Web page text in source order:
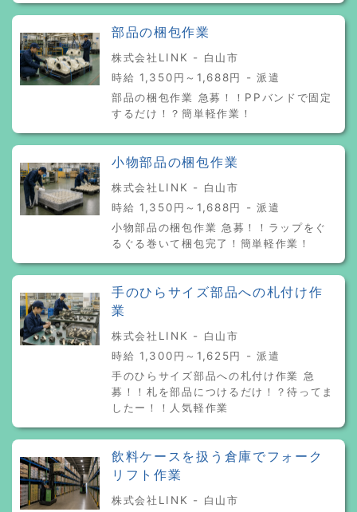
部品の梱包作業
株式会社LINK - 白山市
時給 1,350円～1,688円 - 派遣
部品の梱包作業 急募！！PPバンドで固定
するだけ！？簡単軽作業！
小物部品の梱包作業
株式会社LINK - 白山市
時給 1,350円～1,688円 - 派遣
小物部品の梱包作業 急募！！ラップをぐ
るぐる巻いて梱包完了！簡単軽作業！
手のひらサイズ部品への札付け作
業
株式会社LINK - 白山市
時給 1,300円～1,625円 - 派遣
手のひらサイズ部品への札付け作業 急
募！！札を部品につけるだけ！？待ってま
したー！！人気軽作業
飲料ケースを扱う倉庫でフォーク
リフト作業
株式会社LINK - 白山市